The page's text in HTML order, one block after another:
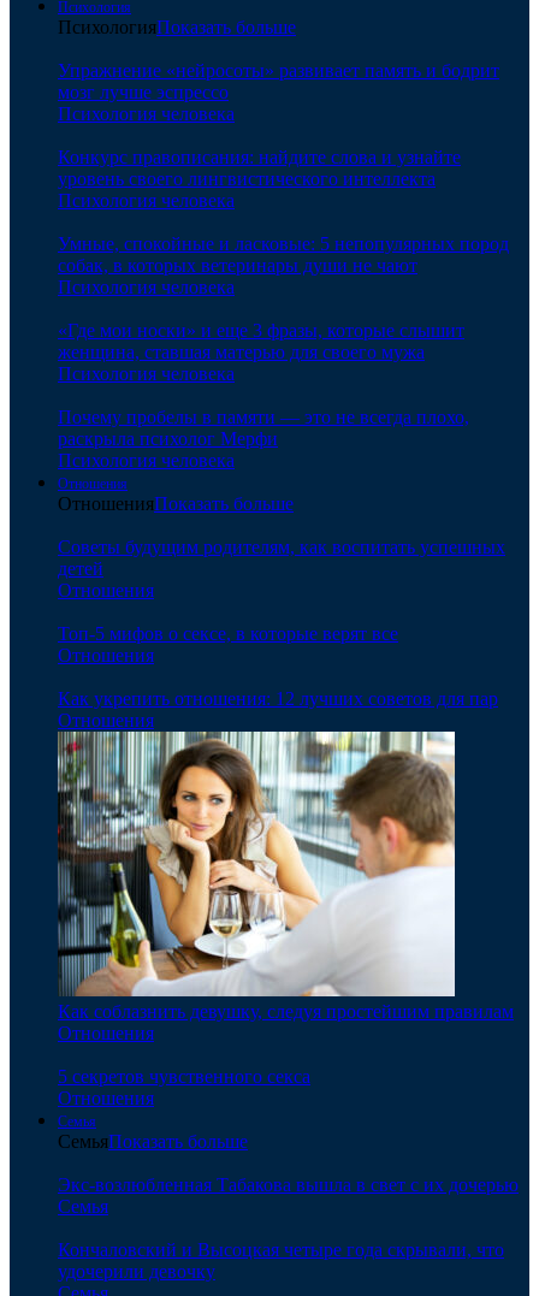
Психология
ПсихологияПоказать больше
Упражнение «нейросоты» развивает память и бодрит
мозг лучше эспрессо
Психология человека
Конкурс правописания: найдите слова и узнайте
уровень своего лингвистического интеллекта
Психология человека
Умные, спокойные и ласковые: 5 непопулярных пород
собак, в которых ветеринары души не чают
Психология человека
«Где мои носки» и еще 3 фразы, которые слышит
женщина, ставшая матерью для своего мужа
Психология человека
Почему пробелы в памяти — это не всегда плохо,
раскрыла психолог Мерфи
Психология человека
Отношения
ОтношенияПоказать больше
Советы будущим родителям, как воспитать успешных
детей
Отношения
Топ-5 мифов о сексе, в которые верят все
Отношения
Как укрепить отношения: 12 лучших советов для пар
Отношения
Как соблазнить девушку, следуя простейшим правилам
Отношения
5 секретов чувственного секса
Отношения
Семья
СемьяПоказать больше
Экс-возлюбленная Табакова вышла в свет с их дочерью
Семья
Кончаловский и Высоцкая четыре года скрывали, что
удочерили девочку